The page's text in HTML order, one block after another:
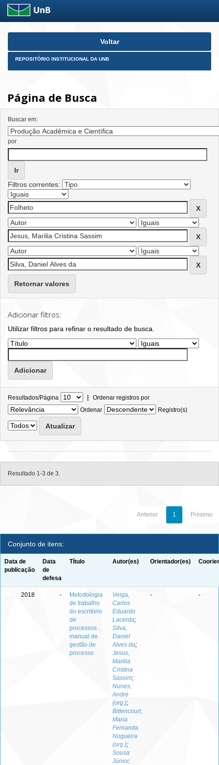
Skip
Voltar
REPOSITÓRIO INSTITUCIONAL DA UNB
Página de Busca
Buscar em:
por
Filtros correntes:
Retornar valores
Adicionar filtros:
Utilizar filtros para refinar o resultado de busca.
Resultados/Página | Ordenar registros por
Ordenar
Registro(s)
Resultado 1-3 de 3.
Anterior 1 Próximo
Conjunto de itens:
Data de
publicação
Data
de
defesa
Título Autor(es) Orientador(es)
2018 -
Metodologia
de trabalho
do escritório
de
processos :
manual de
gestão de
processo
Veiga,
Carlos
Eduardo
Lacerda;
Silva,
Daniel
Alves da;
Jesus,
Marilia
Cristina
Sassim;
Nunes,
André
(org.);
Bittencourt,
Maria
Fernanda
Nogueira
(org.);
Sousa
Júnior,
- -